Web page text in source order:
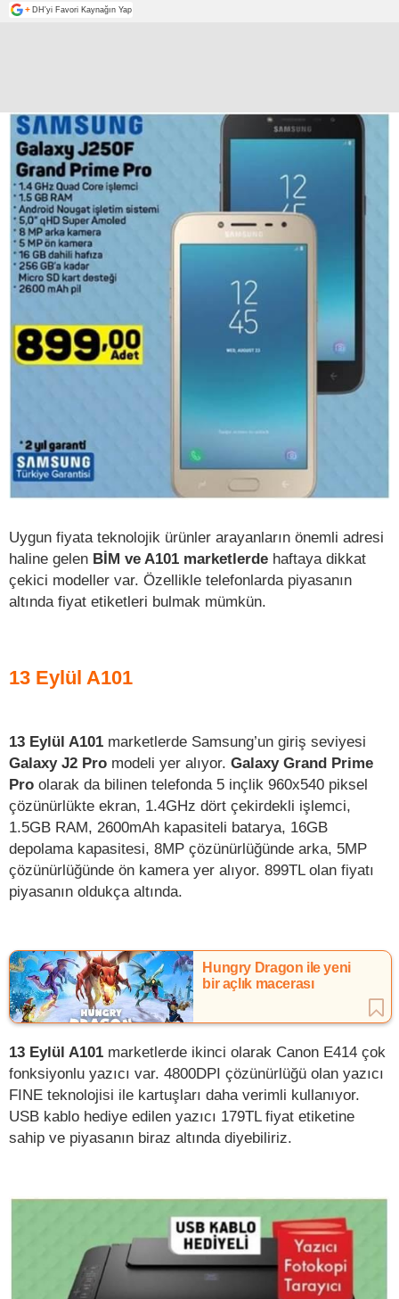
+ DH'yi Favori Kaynağın Yap
Uygun fiyata teknolojik ürünler arayanların önemli adresi
haline gelen BİM ve A101 marketlerde haftaya dikkat
çekici modeller var. Özellikle telefonlarda piyasanın
altında fiyat etiketleri bulmak mümkün.
13 Eylül A101
13 Eylül A101 marketlerde Samsung’un giriş seviyesi
Galaxy J2 Pro modeli yer alıyor. Galaxy Grand Prime
Pro olarak da bilinen telefonda 5 inçlik 960x540 piksel
çözünürlükte ekran, 1.4GHz dört çekirdekli işlemci,
1.5GB RAM, 2600mAh kapasiteli batarya, 16GB
depolama kapasitesi, 8MP çözünürlüğünde arka, 5MP
çözünürlüğünde ön kamera yer alıyor. 899TL olan fiyatı
piyasanın oldukça altında.
Hungry Dragon ile yeni
bir açlık macerası
13 Eylül A101 marketlerde ikinci olarak Canon E414 çok
fonksiyonlu yazıcı var. 4800DPI çözünürlüğü olan yazıcı
FINE teknolojisi ile kartuşları daha verimli kullanıyor.
USB kablo hediye edilen yazıcı 179TL fiyat etiketine
sahip ve piyasanın biraz altında diyebiliriz.